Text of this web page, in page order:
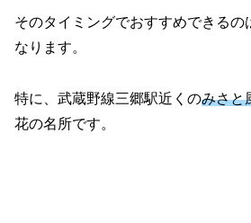
そのタイミングでおすすめできるの
なります。
特に、武蔵野線三郷駅近くのみさと
花の名所です。